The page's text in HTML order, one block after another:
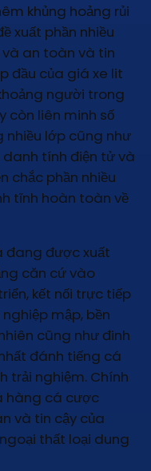
khủng hoảng rủi
xuất phần nhiều
an toàn và tin
đầu của giá xe lit
người trong
còn liên minh số
lớp cũng như
tính điện tử và
chắc phần nhiều
tĩnh hoàn toàn về
đang được xuất
căn cứ vào
kết nối trực tiếp
mập, bền
cũng như đinh
đánh tiếng cá
trải nghiệm. Chính
hàng cá cược
và tin cậy của
thất loại dung